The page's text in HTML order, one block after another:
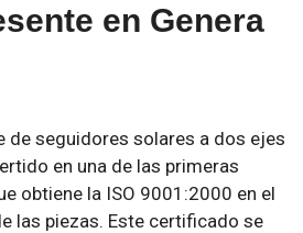
en Genera
de seguidores solares a dos ejes
en una de las primeras
obtiene la ISO 9001:2000 en el
las piezas. Este certificado se